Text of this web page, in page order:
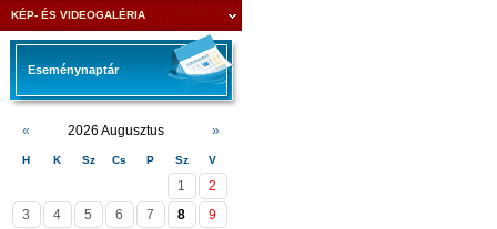
KÉP- ÉS VIDEOGALÉRIA
Eseménynaptár
« 2026 Augusztus »
H K Sz Cs P Sz V
1
2
3
4 5 6 7 8
9